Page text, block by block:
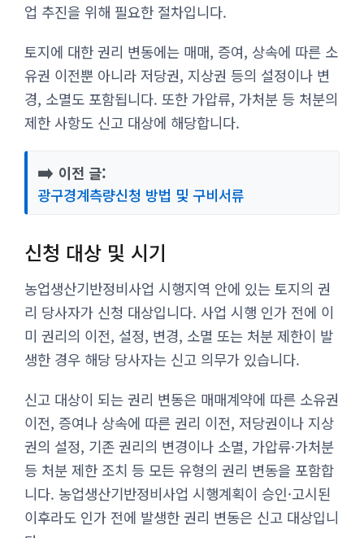
업 추진을 위해 필요한 절차입니다.
토지에 대한 권리 변동에는 매매, 증여, 상속에 따른 소
유권 이전뿐 아니라 저당권, 지상권 등의 설정이나 변
경, 소멸도 포함됩니다. 또한 가압류, 가처분 등 처분의
제한 사항도 신고 대상에 해당합니다.
➡️ 이전 글:
광구경계측량신청 방법 및 구비서류
신청 대상 및 시기
농업생산기반정비사업 시행지역 안에 있는 토지의 권
리 당사자가 신청 대상입니다. 사업 시행 인가 전에 이
미 권리의 이전, 설정, 변경, 소멸 또는 처분 제한이 발
생한 경우 해당 당사자는 신고 의무가 있습니다.
신고 대상이 되는 권리 변동은 매매계약에 따른 소유권
이전, 증여나 상속에 따른 권리 이전, 저당권이나 지상
권의 설정, 기존 권리의 변경이나 소멸, 가압류·가처분
등 처분 제한 조치 등 모든 유형의 권리 변동을 포함합
니다. 농업생산기반정비사업 시행계획이 승인·고시된
이후라도 인가 전에 발생한 권리 변동은 신고 대상입니